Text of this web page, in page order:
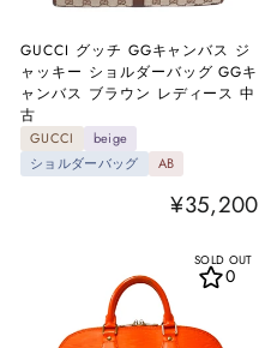
GUCCI グッチ GGキャンバス ジ
ャッキー ショルダーバッグ GGキ
ャンバス ブラウン レディース 中
古
GUCCI
beige
ショルダーバッグ
AB
¥35,200
SOLD OUT
0